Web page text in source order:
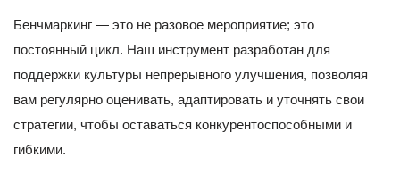
Бенчмаркинг — это не разовое мероприятие; это
постоянный цикл. Наш инструмент разработан для
поддержки культуры непрерывного улучшения, позволяя
вам регулярно оценивать, адаптировать и уточнять свои
стратегии, чтобы оставаться конкурентоспособными и
гибкими.